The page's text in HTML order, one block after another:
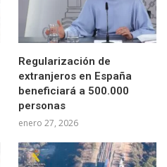
Regularización de
extranjeros en España
beneficiará a 500.000
personas
enero 27, 2026